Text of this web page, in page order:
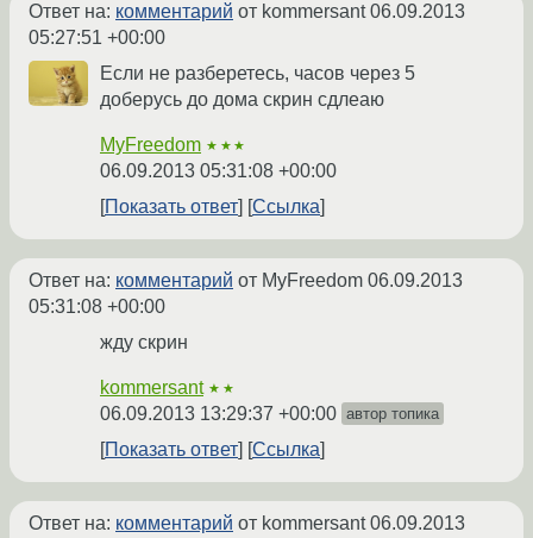
Ответ на: комментарий от kommersant06.09.2013
05:27:51 +00:00
Если не разберетесь, часов через 5
доберусь до дома скрин сдлеаю
MyFreedom ★★★
06.09.2013 05:31:08 +00:00
Показать ответ
Ссылка
Ответ на: комментарий от MyFreedom 06.09.2013
05:31:08 +00:00
жду скрин
kommersant ★★
06.09.2013 13:29:37 +00:00 автор топика
Показать ответ Ссылка
Ответ на: комментарий от kommersant06.09.2013